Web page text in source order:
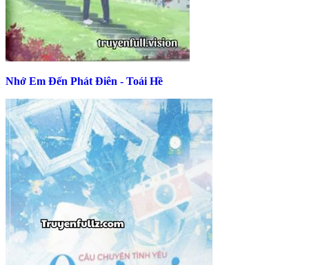
Nhớ Em Đến Phát Điên - Toái Hề